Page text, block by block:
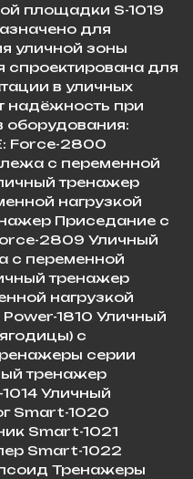
площадки S-1019
для
уличной зоны
спроектирована для
в уличных
надёжность при
оборудования:
Force-2800
с переменной
тренажер
нагрузкой
Приседание с
2809 Уличный
с переменной
тренажер
нагрузкой
1810 Уличный
с
серии
тренажер
Уличный
Smart-1020
Smart-1021
Smart-1022
Тренажеры